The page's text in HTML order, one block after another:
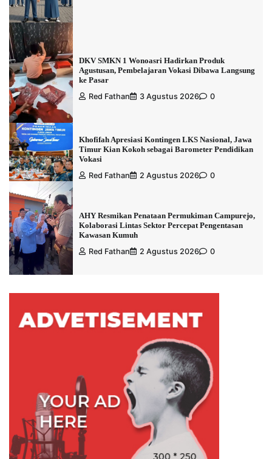
DKV SMKN 1 Wonoasri Hadirkan Produk
Agustusan, Pembelajaran Vokasi Dibawa Langsung
ke Pasar
Red Fathan
3 Agustus 2026 0
Khofifah Apresiasi Kontingen LKS Nasional, Jawa
Timur Kian Kokoh sebagai Barometer Pendidikan
Vokasi
Red Fathan
2 Agustus 2026 0
AHY Resmikan Penataan Permukiman Campurejo,
Kolaborasi Lintas Sektor Percepat Pengentasan
Kawasan Kumuh
Red Fathan
2 Agustus 2026 0